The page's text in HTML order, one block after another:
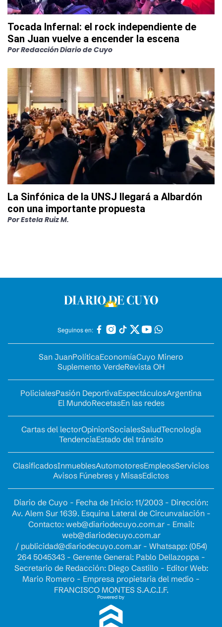
Tocada Infernal: el rock independiente de
San Juan vuelve a encender la escena
PorRedacción Diario de Cuyo
La Sinfónica de la UNSJ llegará a Albardón
con una importante propuesta
PorEstela Ruiz M.
Seguinos en:
San JuanPolíticaEconomíaCuyo Minero
Suplemento VerdeRevista OH
PolicialesPasión DeportivaEspectáculosArgentina
El MundoRecetasEn las redes
Cartas del lectorOpinionSocialesSaludTecnología
TendenciaEstado del tránsito
ClasificadosInmueblesAutomotoresEmpleosServicios
Avisos Fúnebres y MisasEdictos
Diario de Cuyo - Fecha de Inicio: 11/2003 - Dirección:
Av. Alem Sur 1639. Esquina Lateral de Circunvalación -
Contacto: web@diariodecuyo.com.ar- Email:
web@diariodecuyo.com.ar
/ publicidad@diariodecuyo.com.ar- Whatsapp: (054)
264 5045343 - Gerente General: Pablo Dellazoppa -
Secretario de Redacción: Diego Castillo - Editor Web:
Mario Romero - Empresa propietaria del medio -
FRANCISCO MONTES S.A.C.I.F.